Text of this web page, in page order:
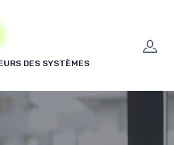
DES SYSTÈMES